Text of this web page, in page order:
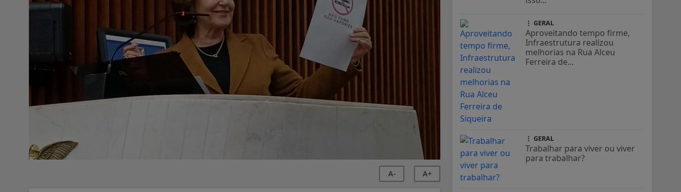
A- A+
GERAL
Aproveitando tempo firme,
Infraestrutura realizou
melhorias na Rua Alceu
Ferreira de...
GERAL
Trabalhar para viver ou viver
para trabalhar?